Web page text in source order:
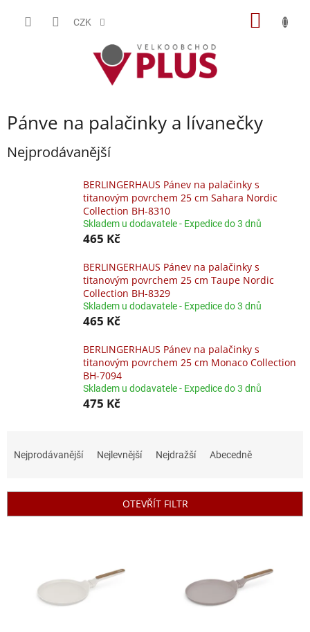
CZK
Pánve na palačinky a lívanečky
Nejprodávanější
BERLINGERHAUS Pánev na palačinky s
titanovým povrchem 25 cm Sahara Nordic
Collection BH-8310
Skladem u dodavatele - Expedice do 3 dnů
465 Kč
BERLINGERHAUS Pánev na palačinky s
titanovým povrchem 25 cm Taupe Nordic
Collection BH-8329
Skladem u dodavatele - Expedice do 3 dnů
465 Kč
BERLINGERHAUS Pánev na palačinky s
titanovým povrchem 25 cm Monaco Collection
BH-7094
Skladem u dodavatele - Expedice do 3 dnů
475 Kč
í
Nejprodávanější Nejlevnější Nejdražší Abecedně
OTEVŘÍT FILTR